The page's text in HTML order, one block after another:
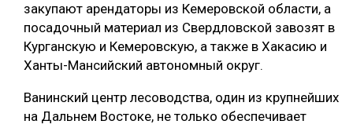
закупают арендаторы из Кемеровской области, а
посадочный материал из Свердловской завозят в
Курганскую и Кемеровскую, а также в Хакасию и
Ханты-Мансийский автономный округ.
Ванинский центр лесоводства, один из крупнейших
на Дальнем Востоке, не только обеспечивает